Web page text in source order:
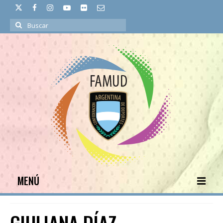
Buscar
por:
MENÚ